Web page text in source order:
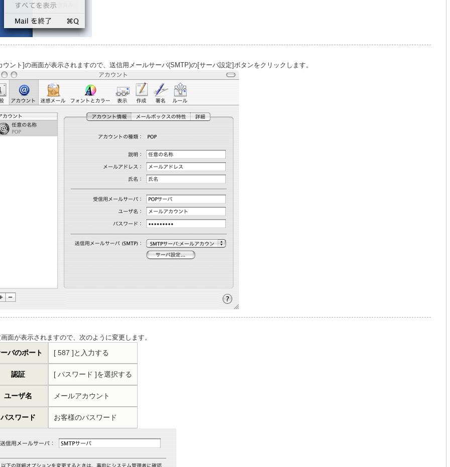
ウント]の画面が表示されますので、送信用メールサーバ(SMTP)の[サーバ設定]ボタンをクリックします。
面が表示されますので、次のように変更します。
バのポート [ 587 ]と入力する
認証 [ パスワード ]を選択する
ユーザ名 メールアカウント
パスワード お客様のパスワード